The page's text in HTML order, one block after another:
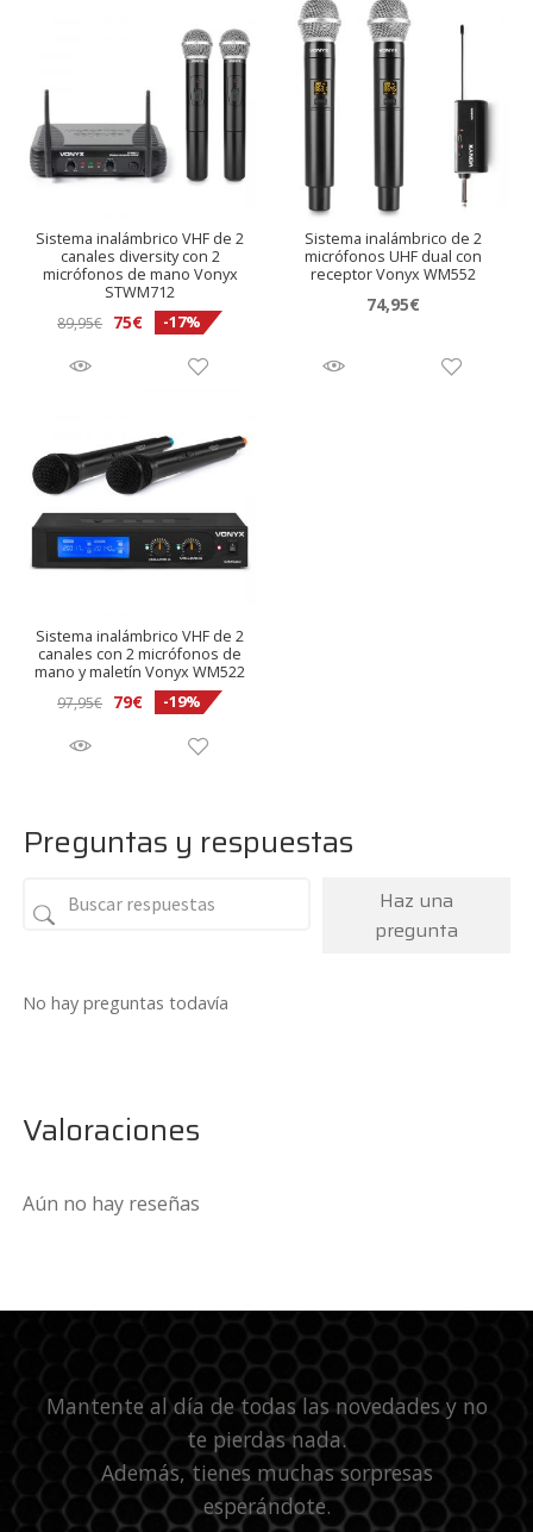
Sistema inalámbrico VHF de 2
canales diversity con 2
micrófonos de mano Vonyx
STWM712
89,95€
El
75€El
actual
-17%
Sistema inalámbrico de 2
micrófonos UHF dual con
receptor Vonyx WM552
74,95€
Sistema inalámbrico VHF de 2
canales con 2 micrófonos de
mano y maletín Vonyx WM522
97,95€
El
79€El
actual
-19%
Preguntas y respuestas
Haz una
pregunta
No hay preguntas todavía
Valoraciones
Aún no hay reseñas
Mantente al día de todas las novedades y no
te pierdas nada.
Además, tienes muchas sorpresas
esperándote.